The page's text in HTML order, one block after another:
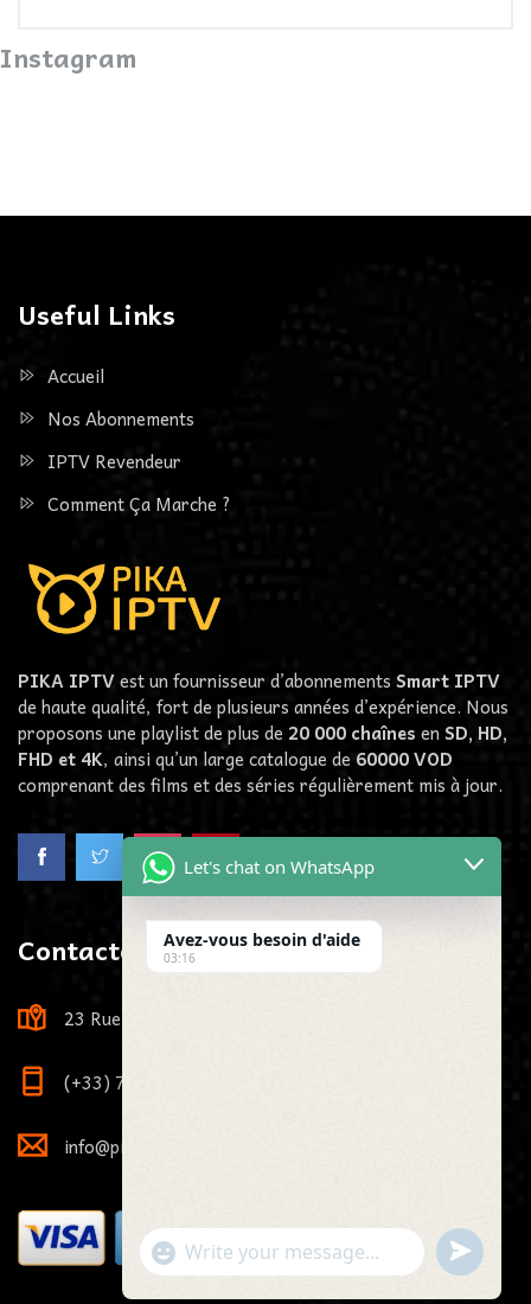
Instagram
Useful Links
Accueil
Nos Abonnements
IPTV Revendeur
Comment Ça Marche ?
PIKA IPTVest un fournisseur d’abonnements Smart IPTV
de haute qualité, fort de plusieurs années d’expérience. Nous
proposons une playlist de plus de 20 000 chaînes en SD, HD,
FHD et 4K, ainsi qu’un large catalogue de 60000VOD
comprenant des films et des séries régulièrement mis à jour.
Contactez-Nous
23 Rue Louis Viardot, 21000 Dijon, France
(+33) 7 73 81 71 29
info@pikaiptv.me
Let's chat on WhatsApp
Avez-vous besoin d'aide
03:16
"+chaty_settings.lang.emoji_picker+"
WhatsApp Message
undefined